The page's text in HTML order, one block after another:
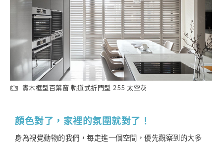
實木框型百葉窗 軌道式折門型 255 太空灰
顏色對了，家裡的氛圍就對了！
身為視覺動物的我們，每走進一個空間，優先觀察到的大多